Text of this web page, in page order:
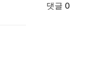
댓글 0